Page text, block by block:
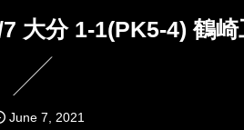
大分 1-1(PK5-4) 鶴崎
June 7, 2021